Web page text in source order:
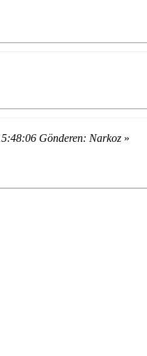
Gönderen: Narkoz »